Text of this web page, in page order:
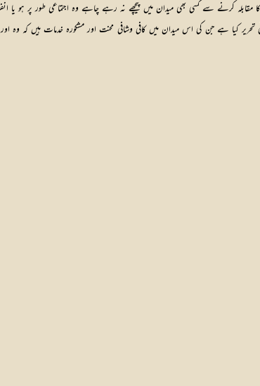
مقابلہ کرنے سے کسی بھی میدان میں پیچھے نہ رہے چاہے وہ اجتماعی طور پر ہو
تحریر کیا ہے جن کی اس میدان میں کافی وشافی محنت اور مشکورہ خدمات